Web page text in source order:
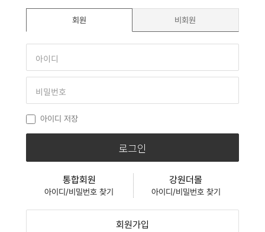
회원 비회원
아이디 저장
로그인
통합회원
아이디/비밀번호 찾기
강원더몰
아이디/비밀번호 찾기
회원가입